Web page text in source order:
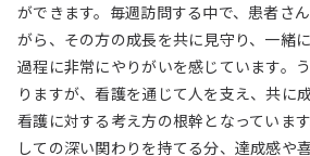
ができます。毎週訪問する中で、患者さ
がら、その方の成長を共に見守り、一緒
過程に非常にやりがいを感じています。
りますが、看護を通じて人を支え、共に
看護に対する考え方の根幹となっていま
しての深い関わりを持てる分、達成感や